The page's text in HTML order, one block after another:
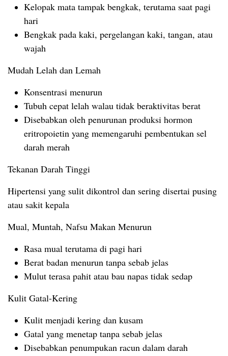
Kelopak mata tampak bengkak, terutama saat pagi
hari
Bengkak pada kaki, pergelangan kaki, tangan, atau
wajah
Mudah Lelah dan Lemah
Konsentrasi menurun
Tubuh cepat lelah walau tidak beraktivitas berat
Disebabkan oleh penurunan produksi hormon
eritropoietin yang memengaruhi pembentukan sel
darah merah
Tekanan Darah Tinggi
Hipertensi yang sulit dikontrol dan sering disertai pusing
atau sakit kepala
Mual, Muntah, Nafsu Makan Menurun
Rasa mual terutama di pagi hari
Berat badan menurun tanpa sebab jelas
Mulut terasa pahit atau bau napas tidak sedap
Kulit Gatal-Kering
Kulit menjadi kering dan kusam
Gatal yang menetap tanpa sebab jelas
Disebabkan penumpukan racun dalam darah